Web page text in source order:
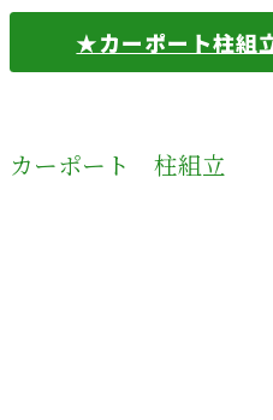
★カーポート柱組
カーポート 柱組立